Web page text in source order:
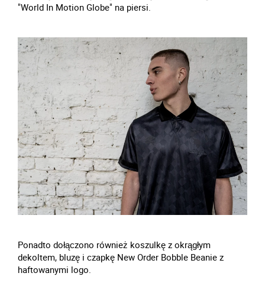
"World In Motion Globe" na piersi.
Ponadto dołączono również koszulkę z okrągłym
dekoltem, bluzę i czapkę New Order Bobble Beanie z
haftowanymi logo.